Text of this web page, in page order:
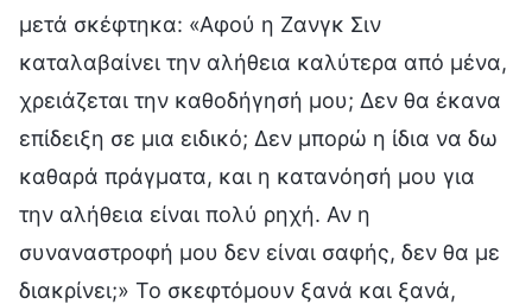
μετά σκέφτηκα: «Αφού η Ζανγκ Σιν
καταλαβαίνει την αλήθεια καλύτερα από μένα,
χρειάζεται την καθοδήγησή μου; Δεν θα έκανα
επίδειξη σε μια ειδικό; Δεν μπορώ η ίδια να δω
καθαρά πράγματα, και η κατανόησή μου για
την αλήθεια είναι πολύ ρηχή. Αν η
συναναστροφή μου δεν είναι σαφής, δεν θα με
διακρίνει;» Το σκεφτόμουν ξανά και ξανά,